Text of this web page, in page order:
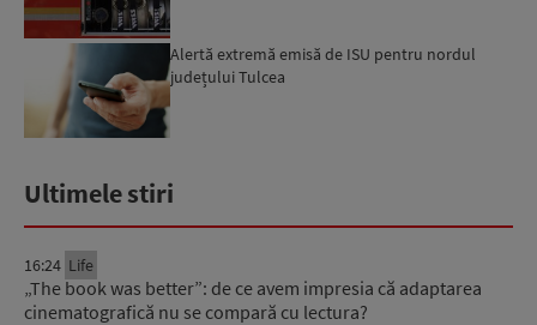
Alertă extremă emisă de ISU pentru nordul
județului Tulcea
Ultimele stiri
16:24 Life
„The book was better”: de ce avem impresia că adaptarea
cinematografică nu se compară cu lectura?